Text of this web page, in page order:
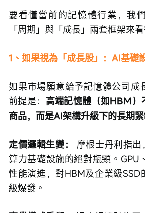
要看懂當前的記憶體行業，我
「周期」與「成長」兩套框架來看
1、如果視為「成長股」：AI基礎
如果市場願意給予記憶體公司成
前提是： 高端記憶體（如HBM）
商品，而是AI架構升級下的長期緊
定價邏輯生變：
摩根士丹利指
算力基礎設施的絕對瓶頸。GPU
性能演進，對HBM及企業級SSD
級爆發。